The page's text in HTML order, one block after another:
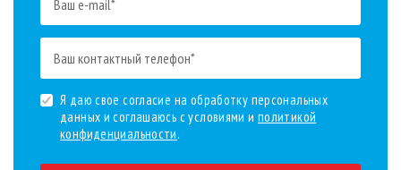
Я даю свое согласие на обработку персональных
данных и соглашаюсь с условиями и политикой
конфиденциальности.